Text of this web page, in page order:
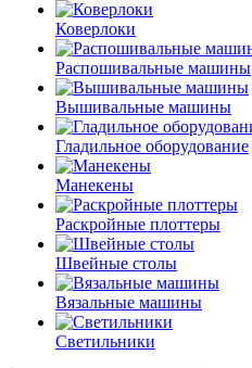
Коверлоки
Распошивальные машины
Вышивальные машины
Гладильное оборудование
Манекены
Раскройные плоттеры
Швейные столы
Вязальные машины
Светильники